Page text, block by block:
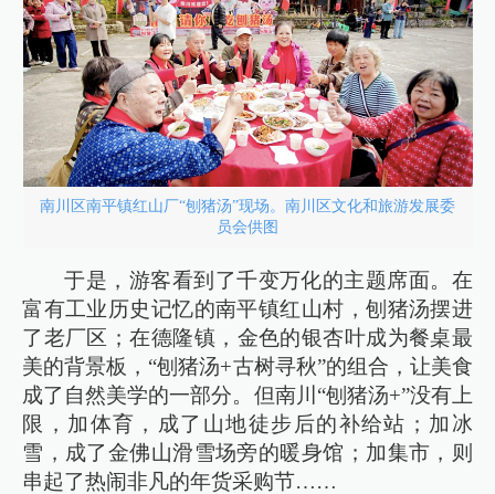
南川区南平镇红山厂“刨猪汤”现场。南川区文化和旅游发展委
员会供图
于是，游客看到了千变万化的主题席面。在
富有工业历史记忆的南平镇红山村，刨猪汤摆进
了老厂区；在德隆镇，金色的银杏叶成为餐桌最
美的背景板，“刨猪汤+古树寻秋”的组合，让美食
成了自然美学的一部分。但南川“刨猪汤+”没有上
限，加体育，成了山地徒步后的补给站；加冰
雪，成了金佛山滑雪场旁的暖身馆；加集市，则
串起了热闹非凡的年货采购节……